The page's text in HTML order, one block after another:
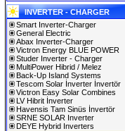
INVERTER - CHARGER
Smart Inverter-Charger
General Electric
Abax Inverter-Charger
Victron Energy BLUE POWER
Studer Inverter - Charger
MultiPower Hibrid / Melez
Back-Up Island Systems
Tescom Solar İnverter İnvertör
Victron Easy Solar Combines
LV Hibrit İnverter
Havensis Tam Sinüs İnvertör
SRNE SOLAR Inverter
DEYE Hybrid Inverters